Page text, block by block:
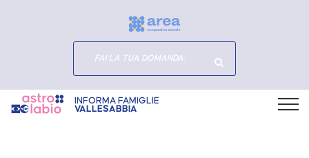
INFORMA FAMIGLIE
VALLESABBIA